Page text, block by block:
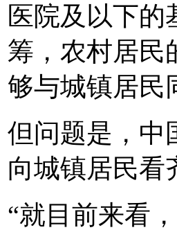
医院及以下的
筹，农村居民
够与城镇居民
但问题是，中
向城镇居民看
“就目前来看